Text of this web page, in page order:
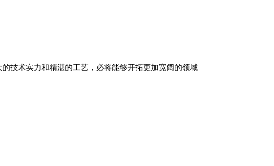
技术实力和精湛的工艺，必将能够开拓更加宽阔的领域